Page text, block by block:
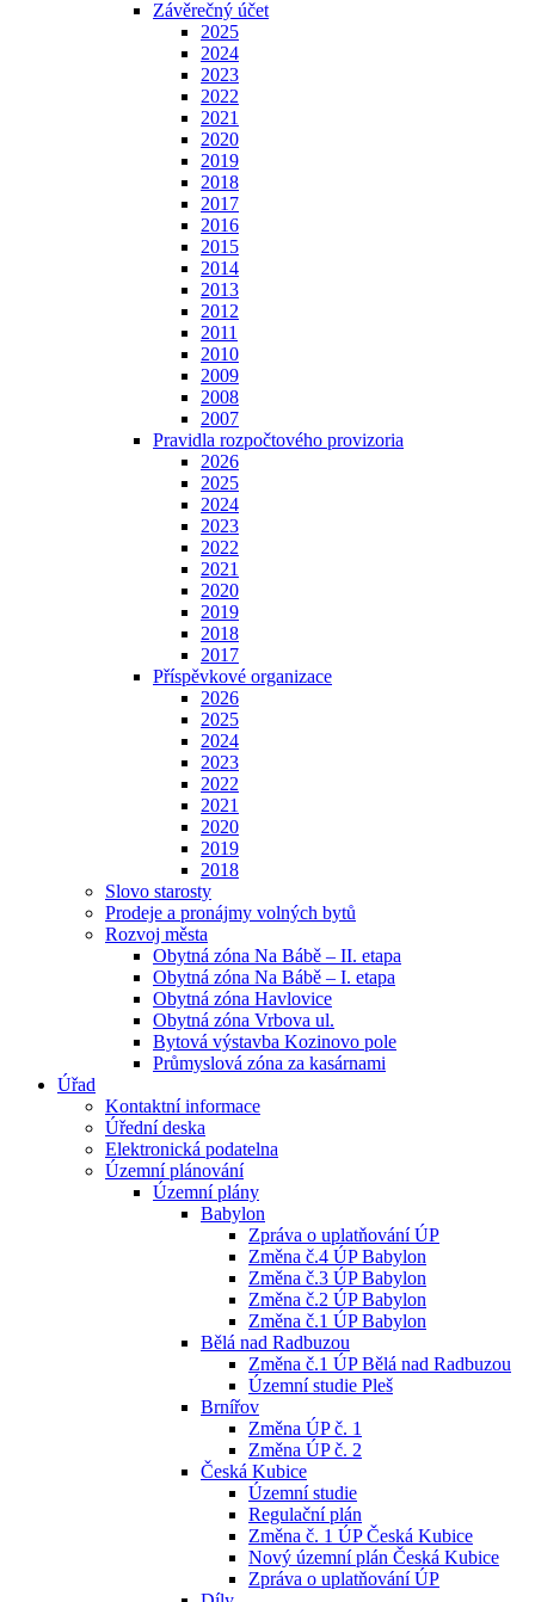
Závěrečný účet
2025
2024
2023
2022
2021
2020
2019
2018
2017
2016
2015
2014
2013
2012
2011
2010
2009
2008
2007
Pravidla rozpočtového provizoria
2026
2025
2024
2023
2022
2021
2020
2019
2018
2017
Příspěvkové organizace
2026
2025
2024
2023
2022
2021
2020
2019
2018
Slovo starosty
Prodeje a pronájmy volných bytů
Rozvoj města
Obytná zóna Na Bábě – II. etapa
Obytná zóna Na Bábě – I. etapa
Obytná zóna Havlovice
Obytná zóna Vrbova ul.
Bytová výstavba Kozinovo pole
Průmyslová zóna za kasárnami
Úřad
Kontaktní informace
Úřední deska
Elektronická podatelna
Územní plánování
Územní plány
Babylon
Zpráva o uplatňování ÚP
Změna č.4 ÚP Babylon
Změna č.3 ÚP Babylon
Změna č.2 ÚP Babylon
Změna č.1 ÚP Babylon
Bělá nad Radbuzou
Změna č.1 ÚP Bělá nad Radbuzou
Územní studie Pleš
Brnířov
Změna ÚP č. 1
Změna ÚP č. 2
Česká Kubice
Územní studie
Regulační plán
Změna č. 1 ÚP Česká Kubice
Nový územní plán Česká Kubice
Zpráva o uplatňování ÚP